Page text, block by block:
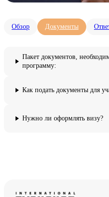
Обзор Документы
Пакет документов,
программу:
Как подать документы для
Нужно ли оформлять визу?